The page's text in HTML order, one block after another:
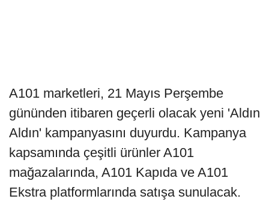
A101 marketleri, 21 Mayıs Perşembe
gününden itibaren geçerli olacak yeni 'Aldın
Aldın' kampanyasını duyurdu. Kampanya
kapsamında çeşitli ürünler A101
mağazalarında, A101 Kapıda ve A101
Ekstra platformlarında satışa sunulacak.